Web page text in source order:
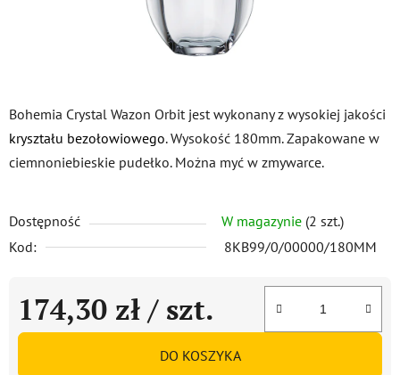
Bohemia Crystal Wazon Orbit jest wykonany z wysokiej jakości
kryształu bezołowiowego. Wysokość 180mm. Zapakowane w
ciemnoniebieskie pudełko. Można myć w zmywarce.
Dostępność W magazynie (2 szt.)
Kod:
8KB99/0/00000/180MM
174,30 zł / szt.
Cena jednostkowa:
DO KOSZYKA